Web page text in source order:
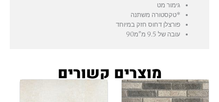
גימור מט
*טקסטורה משתנה
פורצלן דחוס חזק במיוחד
עובה של 9.5 מ"מ90
מוצרים קשורים